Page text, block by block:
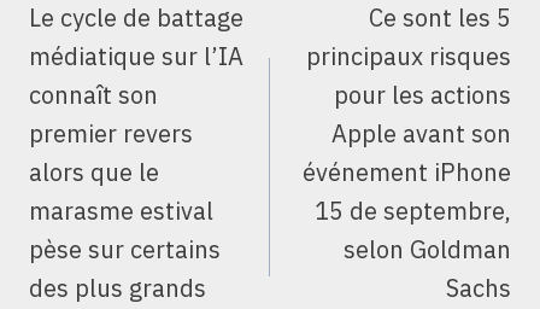
L’ARTICLE
Le cycle de battage
médiatique sur l’IA
connaît son
premier revers
alors que le
marasme estival
pèse sur certains
des plus grands
Ce sont les 5
principaux risques
pour les actions
Apple avant son
événement iPhone
15 de septembre,
selon Goldman
Sachs